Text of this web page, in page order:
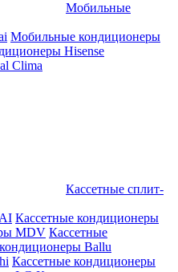
Мобильные
Мобильные кондиционеры
Hisense
Clima
Кассетные сплит-
Кассетные кондиционеры
MDV Кассетные
Ballu
Кассетные кондиционеры